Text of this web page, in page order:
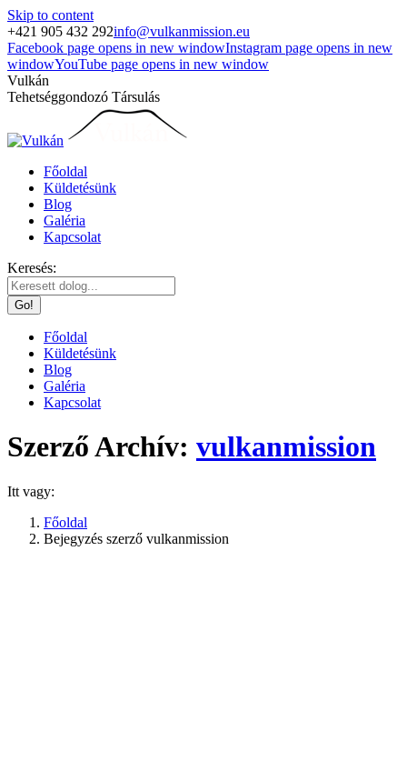
Skip to content
+421 905 432 292info@vulkanmission.eu
Facebook page opens in new windowInstagram page opens in new
windowYouTube page opens in new window
Vulkán
Tehetséggondozó Társulás
Főoldal
Küldetésünk
Blog
Galéria
Kapcsolat
Keresés:
Főoldal
Küldetésünk
Blog
Galéria
Kapcsolat
Szerző Archív: vulkanmission
Itt vagy:
Főoldal
Bejegyzés szerző vulkanmission